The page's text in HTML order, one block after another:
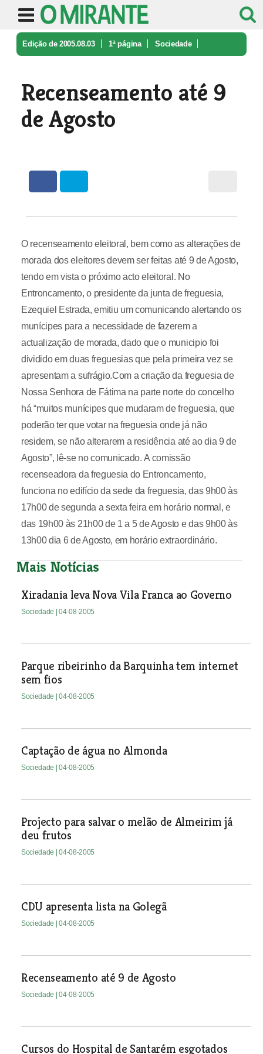
Edição de 2005.08.03 1ª página Sociedade
Recenseamento até 9
de Agosto
O recenseamento eleitoral, bem como as alterações de
morada dos eleitores devem ser feitas até 9 de Agosto,
tendo em vista o próximo acto eleitoral. No
Entroncamento, o presidente da junta de freguesia,
Ezequiel Estrada, emitiu um comunicando alertando os
munícipes para a necessidade de fazerem a
actualização de morada, dado que o municipio foi
dividido em duas freguesias que pela primeira vez se
apresentam a sufrágio.Com a criação da freguesia de
Nossa Senhora de Fátima na parte norte do concelho
há “muitos munícipes que mudaram de freguesia, que
poderão ter que votar na freguesia onde já não
residem, se não alterarem a residência até ao dia 9 de
Agosto”, lê-se no comunicado. A comissão
recenseadora da freguesia do Entroncamento,
funciona no edifício da sede da freguesia, das 9h00 às
17h00 de segunda a sexta feira em horário normal, e
das 19h00 às 21h00 de 1 a 5 de Agosto e das 9h00 às
13h00 dia 6 de Agosto, em horário extraordinário.
Mais Notícias
Xiradania leva Nova Vila Franca ao Governo
Sociedade | 04-08-2005
Parque ribeirinho da Barquinha tem internet
sem fios
Sociedade | 04-08-2005
Captação de água no Almonda
Sociedade | 04-08-2005
Projecto para salvar o melão de Almeirim já
deu frutos
Sociedade | 04-08-2005
CDU apresenta lista na Golegã
Sociedade | 04-08-2005
Recenseamento até 9 de Agosto
Sociedade | 04-08-2005
Cursos do Hospital de Santarém esgotados